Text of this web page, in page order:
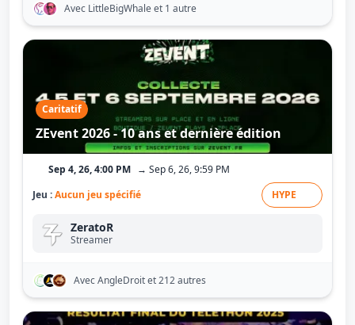
Avec LittleBigWhaleet 1 autre
Caritatif
ZEvent 2026 - 10 ans et dernière édition
Sep 4, 26, 4:00 PM → Sep 6, 26, 9:59 PM
Jeu :Aucun jeu spécifié HYPE
ZeratoR
Streamer
Avec AngleDroitet 212 autres